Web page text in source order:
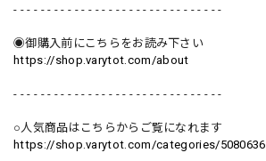
- - - - - - - - - - - - - - - - - - - - - - - - - - - - - - -
◉御購入前にこちらをお読み下さい
https://shop.varytot.com/about
- - - - - - - - - - - - - - - - - - - - - - - - - - - - - - -
○人気商品はこちらからご覧になれます
https://shop.varytot.com/categories/5080636